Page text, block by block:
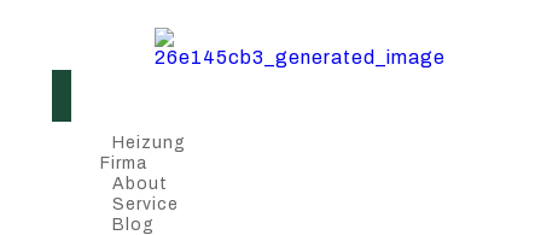
Heizung
Firma
About
Service
Blog